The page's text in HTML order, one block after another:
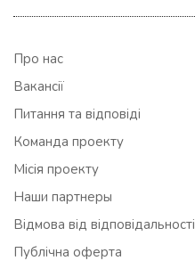
Про нас
Вакансії
Питання та відповіді
Команда проекту
Місія проекту
Наши партнеры
Відмова від відповідальності
Публічна оферта